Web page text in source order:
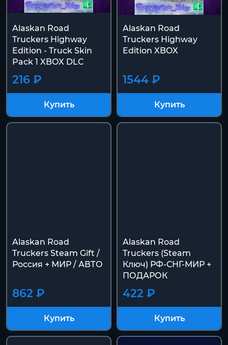
Alaskan Road
Truckers Highway
Edition - Truck Skin
Pack 1 XBOX DLC
216 ₽
Купить
Alaskan Road
Truckers Highway
Edition XBOX
1544 ₽
Купить
Alaskan Road
Truckers Steam Gift /
Россия + МИР / АВТО
862 ₽
Купить
Alaskan Road
Truckers (Steam
Ключ) РФ-СНГ-МИР +
ПОДАРОК
422 ₽
Купить